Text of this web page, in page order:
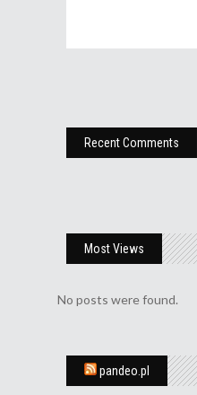
Recent Comments
Most Views
No posts were found.
pandeo.pl